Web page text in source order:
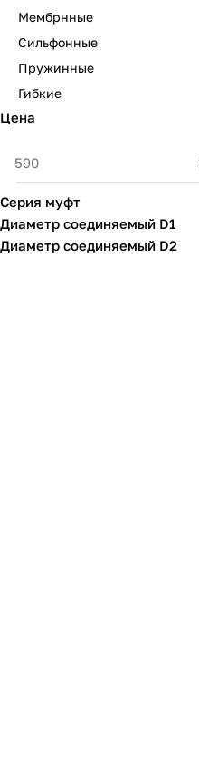
Мембрнные
Сильфонные
Пружинные
Гибкие
Цена
Серия муфт
Диаметр соединяемый D1
Диаметр соединяемый D2